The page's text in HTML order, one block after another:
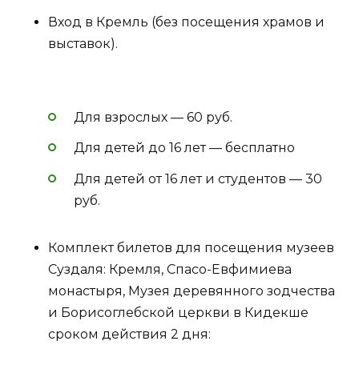
Вход в Кремль (без посещения храмов и
выставок).
Для взрослых — 60 руб.
Для детей до 16 лет — бесплатно
Для детей от 16 лет и студентов — 30
руб.
Комплект билетов для посещения музеев
Суздаля: Кремля, Спасо-Евфимиева
монастыря, Музея деревянного зодчества
и Борисоглебской церкви в Кидекше
сроком действия 2 дня: